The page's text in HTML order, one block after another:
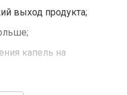
выход продукта;
капель на